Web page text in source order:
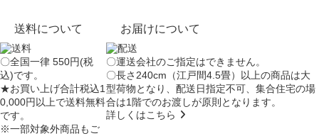
送料について
〇全国一律 550円(税
込)です。
★お買い上げ合計税込1
0,000円以上で送料無料
です。
※一部対象外商品もご
お届けについて
〇運送会社のご指定はできません。
〇長さ240cm（江戸間4.5畳）以上の商品は大
型荷物となり、配送日指定不可、集合住宅の場
合は1階でのお渡しが原則となります。
詳しくはこちら